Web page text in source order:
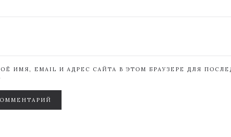
ИМЯ, EMAIL И АДРЕС САЙТА В ЭТОМ БРАУЗЕРЕ ДЛЯ